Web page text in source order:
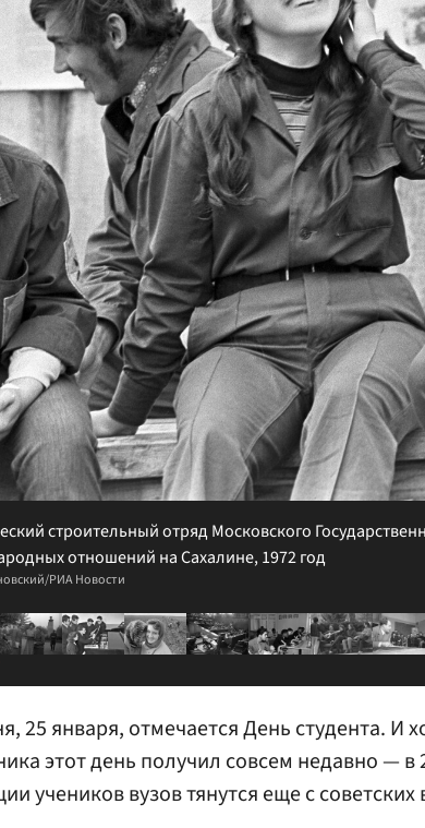
строительный отряд Московского
отношений на Сахалине, 1972 год
РИА Новости
25 января, отмечается День студента. И
этот день получил совсем недавно — в
учеников вузов тянутся еще с